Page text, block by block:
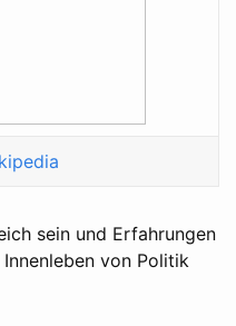
sein und Erfahrungen
von Politik